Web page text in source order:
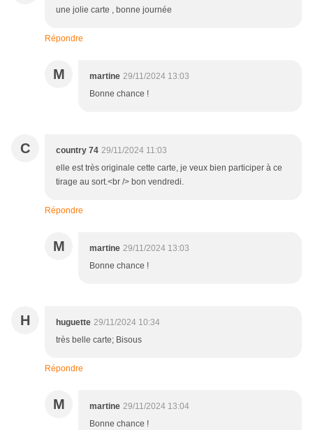
une jolie carte , bonne journée
Répondre
M martine 29/11/2024 13:03
Bonne chance !
C country 74 29/11/2024 11:03
elle est très originale cette carte, je veux bien participer à ce
tirage au sort.<br /> bon vendredi.
Répondre
M martine 29/11/2024 13:03
Bonne chance !
H huguette 29/11/2024 10:34
très belle carte; Bisous
Répondre
M martine 29/11/2024 13:04
Bonne chance !